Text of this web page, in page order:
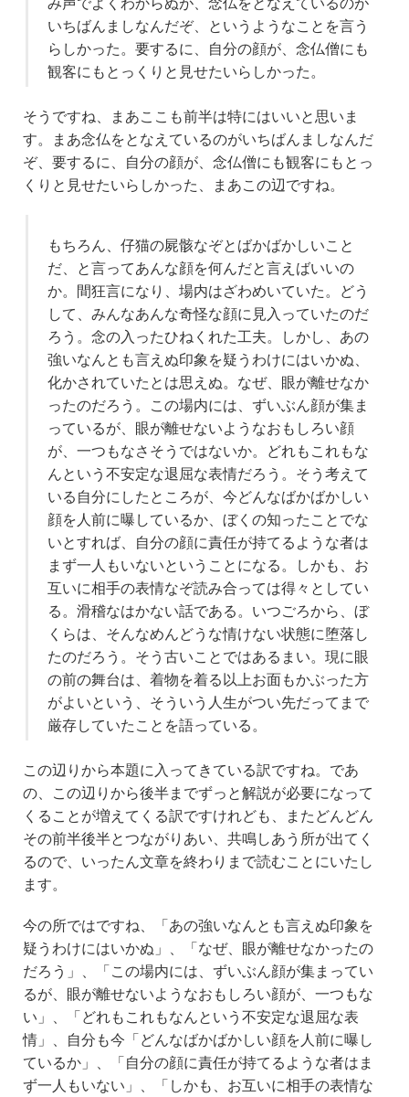
いちばんましなんだぞ、というようなことを言う
らしかった。要するに、自分の顔が、念仏僧にも
観客にもとっくりと見せたいらしかった。
そうですね、まあここも前半は特にはいいと思いま
す。まあ念仏をとなえているのがいちばんましなんだ
ぞ、要するに、自分の顔が、念仏僧にも観客にもとっ
くりと見せたいらしかった、まあこの辺ですね。
もちろん、仔猫の屍骸なぞとばかばかしいこと
だ、と言ってあんな顔を何んだと言えばいいの
か。間狂言になり、場内はざわめいていた。どう
して、みんなあんな奇怪な顔に見入っていたのだ
ろう。念の入ったひねくれた工夫。しかし、あの
強いなんとも言えぬ印象を疑うわけにはいかぬ、
化かされていたとは思えぬ。なぜ、眼が離せなか
ったのだろう。この場内には、ずいぶん顔が集ま
っているが、眼が離せないようなおもしろい顔
が、一つもなさそうではないか。どれもこれもな
んという不安定な退屈な表情だろう。そう考えて
いる自分にしたところが、今どんなばかばかしい
顔を人前に曝しているか、ぼくの知ったことでな
いとすれば、自分の顔に責任が持てるような者は
まず一人もいないということになる。しかも、お
互いに相手の表情なぞ読み合っては得々としてい
る。滑稽なはかない話である。いつごろから、ぼ
くらは、そんなめんどうな情けない状態に堕落し
たのだろう。そう古いことではあるまい。現に眼
の前の舞台は、着物を着る以上お面もかぶった方
がよいという、そういう人生がつい先だってまで
厳存していたことを語っている。
この辺りから本題に入ってきている訳ですね。であ
の、この辺りから後半までずっと解説が必要になって
くることが増えてくる訳ですけれども、またどんどん
その前半後半とつながりあい、共鳴しあう所が出てく
るので、いったん文章を終わりまで読むことにいたし
ます。
今の所ではですね、「あの強いなんとも言えぬ印象を
疑うわけにはいかぬ」、「なぜ、眼が離せなかったの
だろう」、「この場内には、ずいぶん顔が集まってい
るが、眼が離せないようなおもしろい顔が、一つもな
い」、「どれもこれもなんという不安定な退屈な表
情」、自分も今「どんなばかばかしい顔を人前に曝し
ているか」、「自分の顔に責任が持てるような者はま
ず一人もいない」、「しかも、お互いに相手の表情な